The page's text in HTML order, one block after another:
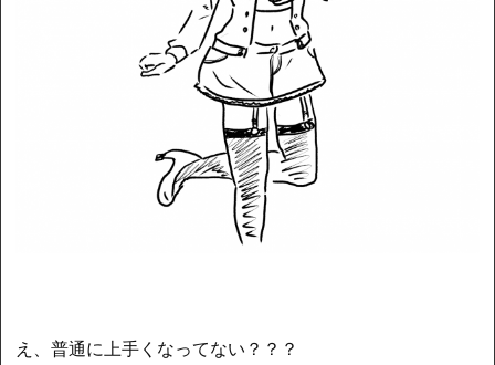
え、普通に上手くなってない？？？